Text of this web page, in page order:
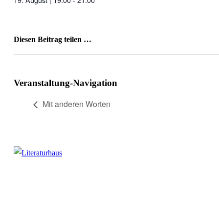
Diesen Beitrag teilen …
Veranstaltung-Navigation
Mit anderen Worten